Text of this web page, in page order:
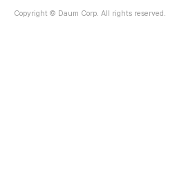
도시이지만 곳곳에..
Copyright © Daum Corp. All rights reserved.